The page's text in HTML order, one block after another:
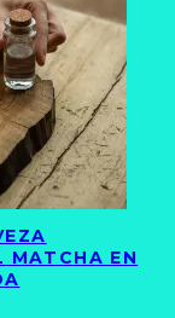
MATCHA EN